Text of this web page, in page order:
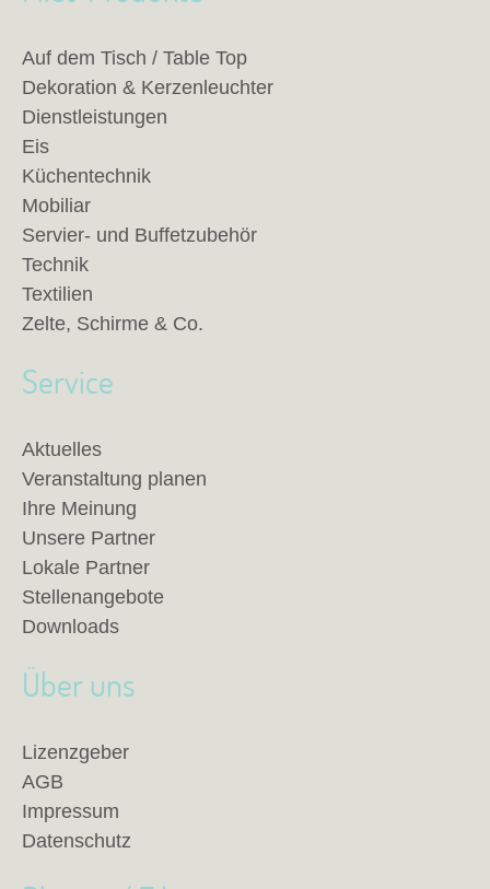
Auf dem Tisch / Table Top
Dekoration & Kerzenleuchter
Dienstleistungen
Eis
Küchentechnik
Mobiliar
Servier- und Buffetzubehör
Technik
Textilien
Zelte, Schirme & Co.
Service
Aktuelles
Veranstaltung planen
Ihre Meinung
Unsere Partner
Lokale Partner
Stellenangebote
Downloads
Über uns
Lizenzgeber
AGB
Impressum
Datenschutz